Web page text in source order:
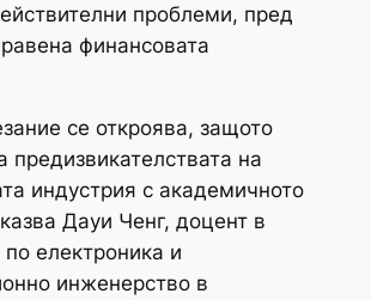
проблеми, пред
финансовата
се откроява, защото
предизвикателствата на
индустрия с академичното
Дауи Ченг, доцент в
електроника и
инженерство в